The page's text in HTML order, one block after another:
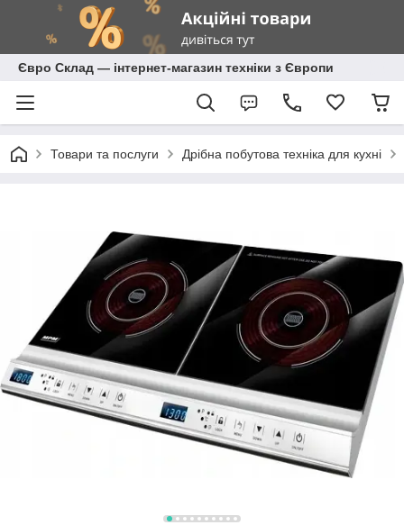
Євро Склад — інтернет-магазин техніки з Європи
Товари та послуги Дрібна побутова техніка для кухні